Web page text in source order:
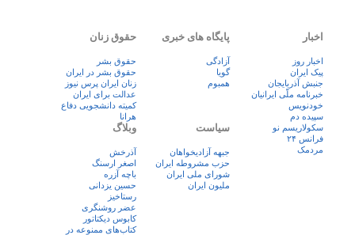
اخبار
اخبار روز
پيک ايران
جنبش آذربایجان
خبرنامه ملّی ایرانیان
خودنویس
سپیده دم
سکولاریسم نو
فرانس ۲۴
مردمک
پایگاه های خبری
آزادگی
گویا
همبوم
حقوق زنان
حقوق بشر
حقوق بشر در ایران
زنان ايران پرس نيوز
عدالت برای ایران
کمیته دانشجویی دفاع
هرانا
سیاست
جبهه آزادیخواهان
حزب مشروطه ایران
شورای ملی ایران
ملیون ایران
وبلاگ
آذرخش
اصغر ارسنگ
باچه آزره
حسین یزدانی
رستاخیز
عضر روشنگری
کابوس دیکتاتور
کتاب‌های ممنوعه در